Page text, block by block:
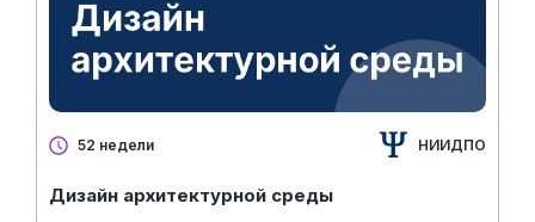
52 недели НИИДПО
Дизайн архитектурной среды